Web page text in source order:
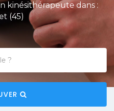
kinésithérapeute dans :
(45)